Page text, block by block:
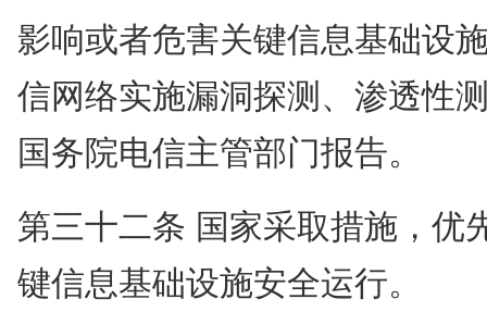
影响或者危害关键信息基础设
信网络实施漏洞探测、渗透性
国务院电信主管部门报告。
第三十二条 国家采取措施，优
键信息基础设施安全运行。